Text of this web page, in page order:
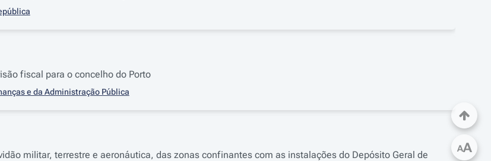
fiscal para o concelho do Porto
e da Administração Pública
militar, terrestre e aeronáutica, das zonas confinantes com as instalações do Depósito Geral de
AA